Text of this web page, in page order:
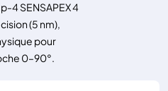
4 SENSAPEX 4
(5 nm),
pour
0–90°.